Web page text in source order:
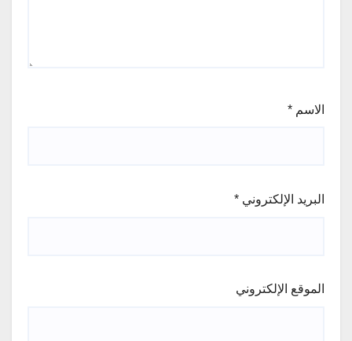
الاسم *
البريد الإلكتروني *
الموقع الإلكتروني